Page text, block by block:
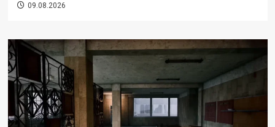
09.08.2026